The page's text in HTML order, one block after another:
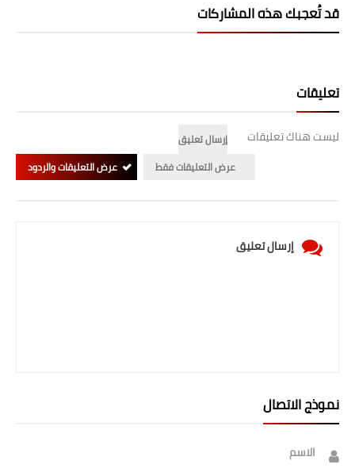
فن ومشاهير
قد تُعجبك هذه المشاركات
تعليقات
ليست هناك تعليقات
إرسال تعليق
عرض التعليقات فقط
عرض التعليقات والردود
إرسال تعليق
نموذج الاتصال
الاسم